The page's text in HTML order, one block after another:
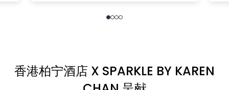
香港柏宁酒店 X SPARKLE BY KAREN